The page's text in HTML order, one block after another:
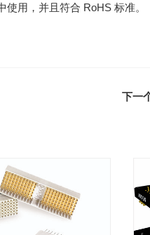
用，并且符合 RoHS 标准。
下一